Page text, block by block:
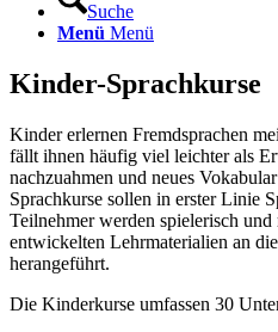
Suche
Menü Menü
Kinder-Sprachkurse
Kinder erlernen Fremdsprachen
fällt ihnen häufig viel leichter als
nachzuahmen und neues
Sprachkurse sollen in erster Linie
Teilnehmer werden spielerisch
entwickelten Lehrmaterialien an
herangeführt.
Die Kinderkurse umfassen 30